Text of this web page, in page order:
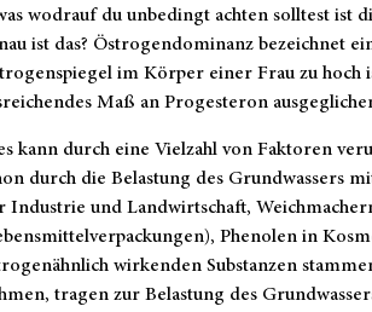
wodrauf du unbedingt achten solltest ist
ist das? Östrogendominanz bezeichnet
im Körper einer Frau zu hoch
Maß an Progesteron
kann durch eine Vielzahl von Faktoren
durch die Belastung des Grundwassers
Industrie und Landwirtschaft,
Phenolen in
wirkenden Substanzen
tragen zur Belastung des